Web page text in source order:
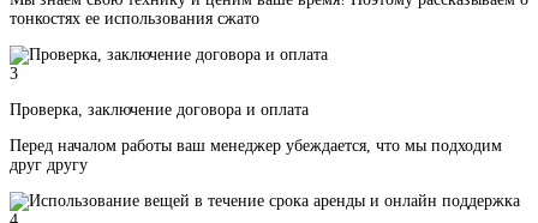
тонкостях ее использования сжато
3
Проверка, заключение договора и оплата
Перед началом работы ваш менеджер убеждается, что мы подходим
друг другу